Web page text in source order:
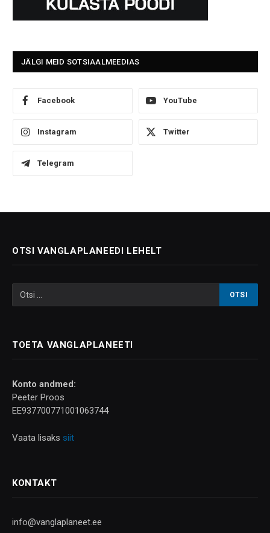
JÄLGI MEID SOTSIAALMEEDIAS
Facebook YouTube
Instagram Twitter
Telegram
OTSI VANGLAPLANEEDI LEHELT
TOETA VANGLAPLANEETI
Konto andmed:
Peeter Proos
EE937700771001063744
Vaata lisaks siit
KONTAKT
info@vanglaplaneet.ee